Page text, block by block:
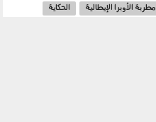
مطربة الأوبرا الإيطالية الحكاية